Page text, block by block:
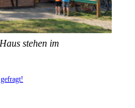
stehen im